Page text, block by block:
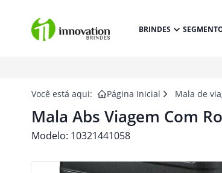
BRINDES
Você está aqui: Página Inicial Mala de
Mala Abs Viagem Com
Modelo: 10321441058